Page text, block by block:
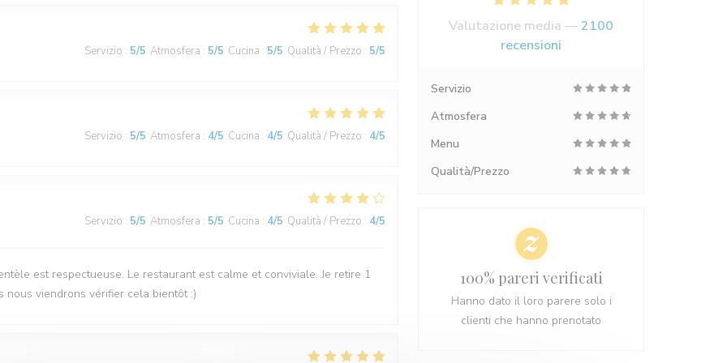
Servizio : 5/5 Atmosfera : 5/5 Cucina : 5/5 Qualità / Prezzo : 5/5
Servizio : 5/5 Atmosfera : 4/5 Cucina : 4/5 Qualità / Prezzo : 4/5
Servizio : 5/5 Atmosfera : 5/5 Cucina : 4/5 Qualità / Prezzo : 4/5
est respectueuse. Le restaurant est calme et conviviale. Je retire 1
viendrons vérifier cela bientôt :)
Valutazione media —2100
recensioni
Servizio
Atmosfera
Menu
Qualità/Prezzo
100% pareri verificati
Hanno dato il loro parere solo i
clienti che hanno prenotato